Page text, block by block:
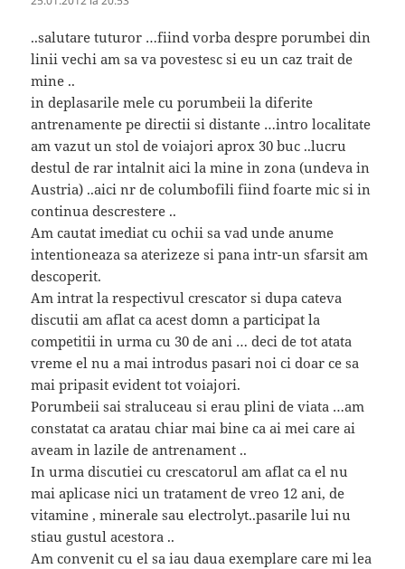
..salutare tuturor …fiind vorba despre porumbei din
linii vechi am sa va povestesc si eu un caz trait de
mine ..
in deplasarile mele cu porumbeii la diferite
antrenamente pe directii si distante …intro localitate
am vazut un stol de voiajori aprox 30 buc ..lucru
destul de rar intalnit aici la mine in zona (undeva in
Austria) ..aici nr de columbofili fiind foarte mic si in
continua descrestere ..
Am cautat imediat cu ochii sa vad unde anume
intentioneaza sa aterizeze si pana intr-un sfarsit am
descoperit.
Am intrat la respectivul crescator si dupa cateva
discutii am aflat ca acest domn a participat la
competitii in urma cu 30 de ani … deci de tot atata
vreme el nu a mai introdus pasari noi ci doar ce sa
mai pripasit evident tot voiajori.
Porumbeii sai straluceau si erau plini de viata …am
constatat ca aratau chiar mai bine ca ai mei care ai
aveam in lazile de antrenament ..
In urma discutiei cu crescatorul am aflat ca el nu
mai aplicase nici un tratament de vreo 12 ani, de
vitamine , minerale sau electrolyt..pasarile lui nu
stiau gustul acestora ..
Am convenit cu el sa iau daua exemplare care mi lea